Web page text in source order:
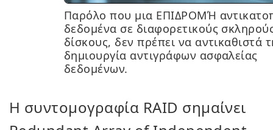
Παρόλο που μια ΕΠΙΔΡΟΜΉ
δεδομένα σε διαφορετικούς
δίσκους, δεν πρέπει να αντικαθιστά
δημιουργία αντιγράφων ασφαλείας
δεδομένων.
Η συντομογραφία RAID σημαίνει